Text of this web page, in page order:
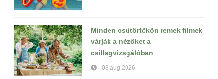
Minden csütörtökön remek filmek
várják a nézőket a
csillagvizsgálóban
03 aug 2026